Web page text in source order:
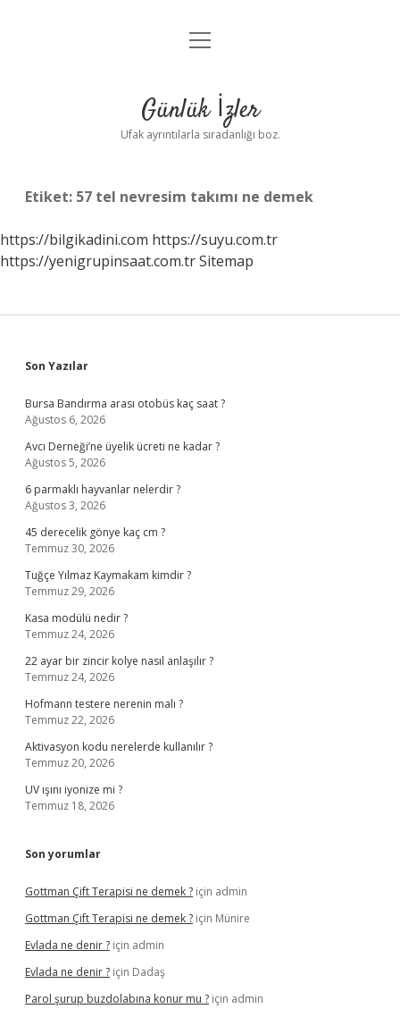
Anasayfa
Yasal Uyarı
menüyü
Günlük İzler
Ufak ayrıntılarla sıradanlığı boz.
Etiket: 57 tel nevresim takımı ne demek
https://bilgikadini.com https://suyu.com.tr
https://yenigrupinsaat.com.trSitemap
Sidebar
Son Yazılar
Bursa Bandırma arası otobüs kaç saat ?
Ağustos 6, 2026
Avcı Derneği’ne üyelik ücreti ne kadar ?
Ağustos 5, 2026
6 parmaklı hayvanlar nelerdir ?
Ağustos 3, 2026
45 derecelik gönye kaç cm ?
Temmuz 30, 2026
Tuğçe Yılmaz Kaymakam kimdir ?
Temmuz 29, 2026
Kasa modülü nedir ?
Temmuz 24, 2026
22 ayar bir zincir kolye nasıl anlaşılır ?
Temmuz 24, 2026
Hofmann testere nerenin malı ?
Temmuz 22, 2026
Aktivasyon kodu nerelerde kullanılır ?
Temmuz 20, 2026
UV ışını iyonize mi ?
Temmuz 18, 2026
Son yorumlar
Gottman Çift Terapisi ne demek ? için admin
Gottman Çift Terapisi ne demek ? için Münire
Evlada ne denir ? için admin
Evlada ne denir ? için Dadaş
Parol şurup buzdolabına konur mu ? için admin